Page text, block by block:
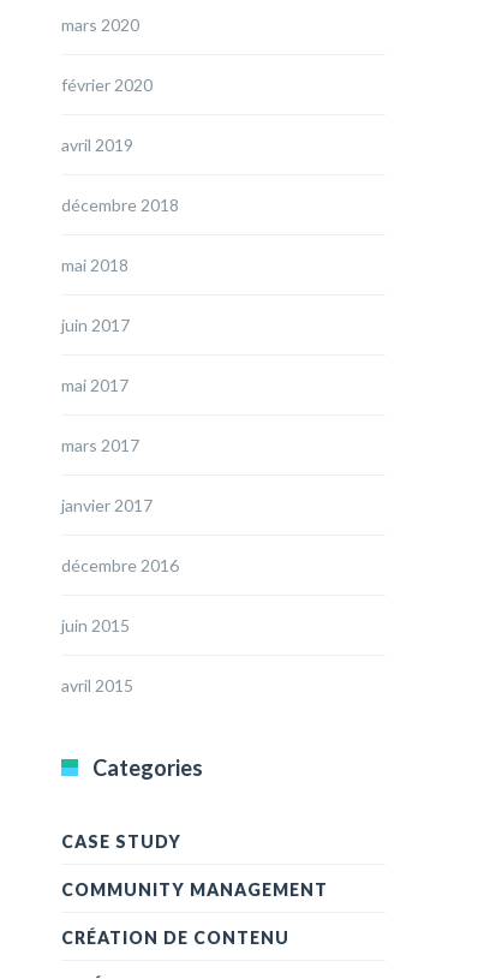
mars 2020
février 2020
avril 2019
décembre 2018
mai 2018
juin 2017
mai 2017
mars 2017
janvier 2017
décembre 2016
juin 2015
avril 2015
Categories
CASE STUDY
COMMUNITY MANAGEMENT
CRÉATION DE CONTENU